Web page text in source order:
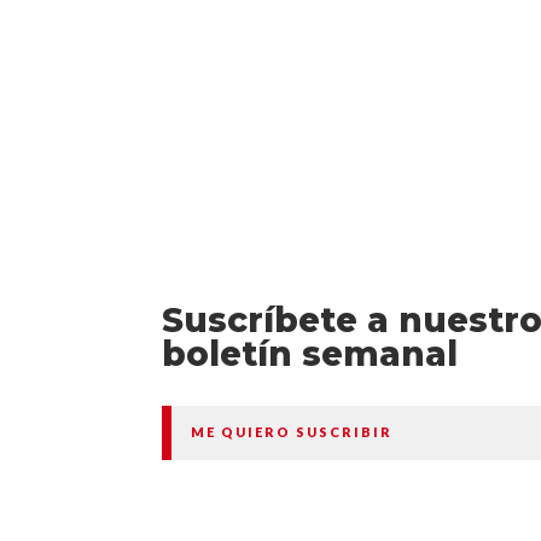
Suscríbete a
boletín semanal
ME QUIERO SUSCRIBIR